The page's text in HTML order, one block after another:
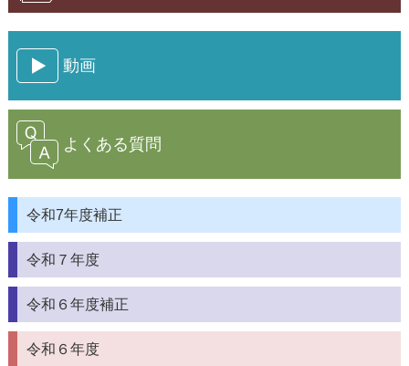
動画
よくある質問
令和7年度補正
令和７年度
令和６年度補正
令和６年度